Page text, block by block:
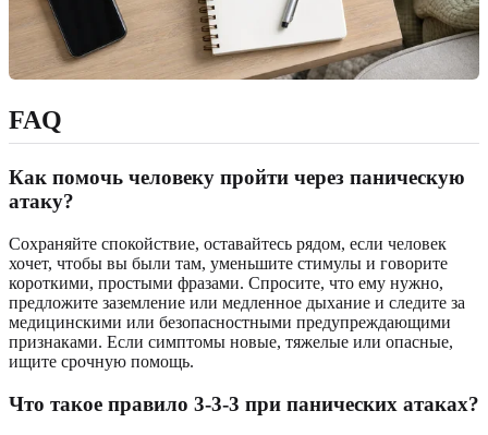
FAQ
Как помочь человеку пройти через паническую
атаку?
Сохраняйте спокойствие, оставайтесь рядом, если человек
хочет, чтобы вы были там, уменьшите стимулы и говорите
короткими, простыми фразами. Спросите, что ему нужно,
предложите заземление или медленное дыхание и следите за
медицинскими или безопасностными предупреждающими
признаками. Если симптомы новые, тяжелые или опасные,
ищите срочную помощь.
Что такое правило 3-3-3 при панических атаках?